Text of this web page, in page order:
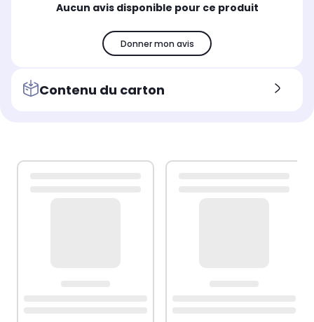
Aucun avis disponible pour ce produit
Donner mon avis
Contenu du carton